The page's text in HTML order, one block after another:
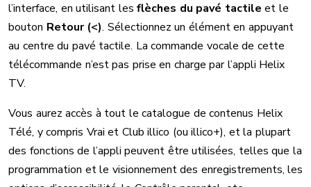
l’interface, en utilisant les flèches du pavé tactile et le
bouton Retour (<). Sélectionnez un élément en appuyant
au centre du pavé tactile. La commande vocale de cette
télécommande n’est pas prise en charge par l’appli Helix
TV.
Vous aurez accès à tout le catalogue de contenus Helix
Télé, y compris Vrai et Club illico (ou illico+), et la plupart
des fonctions de l’appli peuvent être utilisées, telles que la
programmation et le visionnement des enregistrements, les